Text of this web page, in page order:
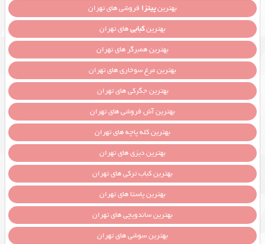
بهترینپیتزا فروشی های تهران
بهترینکبابیهای تهران
بهترین همبرگر های تهران
بهترین مرغ سوخاری های تهران
بهترین جگرکی های تهران
بهترین آش فروشی های تهران
بهترین کله پاچه های تهران
بهترین دیزی های تهران
بهترین کباب ترکی های تهران
بهترین پاستا های تهران
بهترین ساندویچی های تهران
بهترین سوشی های تهران